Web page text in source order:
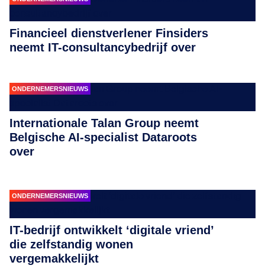
Financieel dienstverlener Finsiders
neemt IT-consultancybedrijf over
ONDERNEMERSNIEUWS
Internationale Talan Group neemt
Belgische AI-specialist Dataroots
over
ONDERNEMERSNIEUWS
IT-bedrijf ontwikkelt ‘digitale vriend’
die zelfstandig wonen
vergemakkelijkt